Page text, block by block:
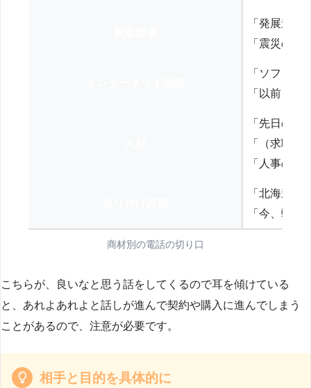
「発展途
「震災の
「ソフト
「以前、
「先日の
「（求職
「人事の方
「北海道
「今、弊
商材別の電話の切り口
こちらが、良いなと思う話をしてくるので耳を傾けている
と、あれよあれよと話しが進んで契約や購入に進んでしまう
ことがあるので、注意が必要です。
相手と目的を具体的に